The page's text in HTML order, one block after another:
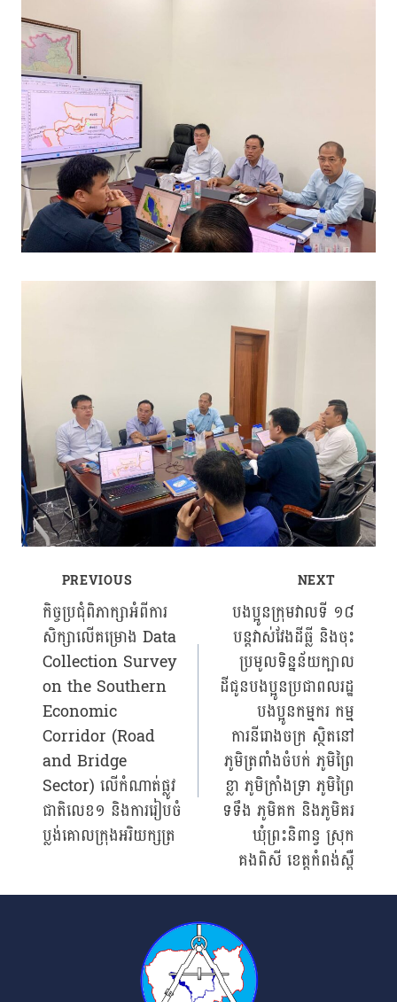
Post
navigation
PREVIOUS
កិច្ចប្រជុំពិភាក្សាអំពីការ
សិក្សាលើគម្រោង Data
Collection Survey
on the Southern
Economic
Corridor (Road
and Bridge
Sector) លើកំណាត់ផ្លូវ
ជាតិលេខ១ និងការរៀបចំ
ប្លង់គោលក្រុងអរិយក្សត្រ
NEXT
បងប្អូនក្រុមវាលទី ១៨
បន្តវាស់វែងដីធ្លី និងចុះ
ប្រមូលទិន្នន័យក្បាល
ដីជូនបងប្អូនប្រជាពលរដ្ឋ
បងប្អូនកម្មករ កម្ម
ការនីរោងចក្រ ស្ថិតនៅ
ភូមិត្រពាំងចំបក់ ភូមិព្រៃ
ខ្លា ភូមិក្រាំងទ្រា ភូមិព្រៃ
ទទឹង ភូមិគក និងភូមិគរ
ឃុំព្រះនិពាន្វ ស្រុក
គងពិសី ខេត្តកំពង់ស្ពឺ